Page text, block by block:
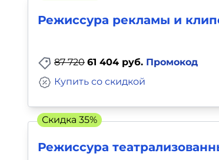
Режиссура рекламы и
87 720 61 404 руб. Промокод
Купить со скидкой
Режиссура
Скидка 35%